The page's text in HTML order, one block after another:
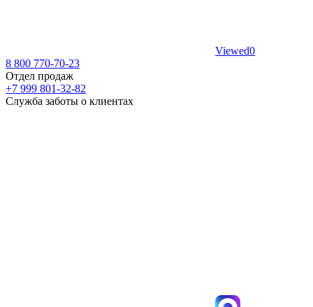
Viewed0
8 800 770-70-23
Отдел продаж
+7 999 801-32-82
Служба заботы о клиентах